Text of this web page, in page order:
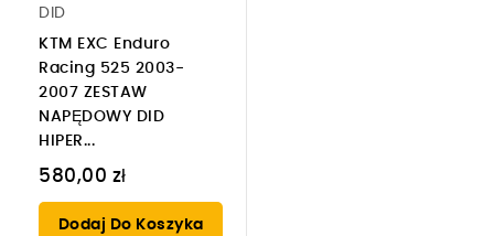
DID
KTM EXC Enduro
Racing 525 2003-
2007 ZESTAW
NAPĘDOWY DID
HIPER...
580,00 zł
Dodaj Do Koszyka